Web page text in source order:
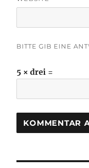
BITTE GIB EINE
5 × drei =